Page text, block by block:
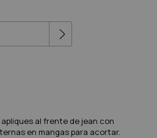
al frente de jean con
en mangas para acortar.